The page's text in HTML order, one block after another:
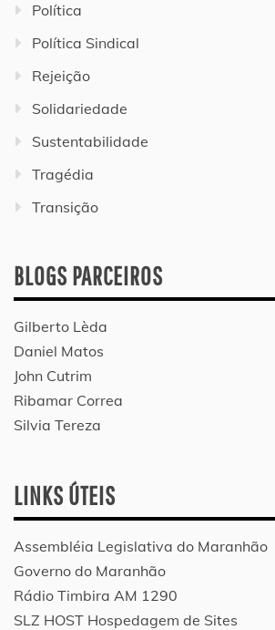
Política
Política Sindical
Rejeição
Solidariedade
Sustentabilidade
Tragédia
Transição
BLOGS PARCEIROS
Gilberto Lèda
Daniel Matos
John Cutrim
Ribamar Correa
Silvia Tereza
LINKS ÚTEIS
Assembléia Legislativa do Maranhão
Governo do Maranhão
Rádio Timbira AM 1290
SLZ HOST Hospedagem de Sites